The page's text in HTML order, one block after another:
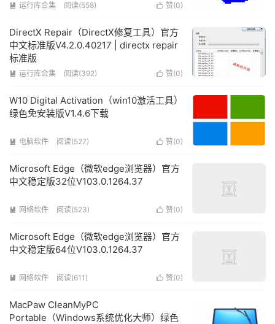
 赞(0)
 运行库合集 阅读(558)
DirectX Repair（DirectX修复工具）官方
中文标准版V4.2.0.40217 | directx repair
标准版
 赞(0)
 运行库合集 阅读(392)
W10 Digital Activation（win10激活工具）
绿色免安装版V1.4.6下载
 赞(0)
 电脑软件 阅读(527)
Microsoft Edge（微软edge浏览器）官方
中文稳定版32位V103.0.1264.37
 赞(0)
 网络软件 阅读(523)
Microsoft Edge（微软edge浏览器）官方
中文稳定版64位V103.0.1264.37
 赞(0)
 网络软件 阅读(611)
MacPaw CleanMyPC
Portable（Windows系统优化大师）绿色